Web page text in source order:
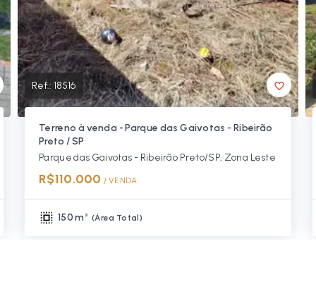
Ref.: 18516
Terreno à venda - Parque das Gaivotas - Ribeirão
Preto / SP
Parque das Gaivotas - Ribeirão Preto/SP, Zona Leste
R$110.000 / VENDA
150 m² (Área Total )